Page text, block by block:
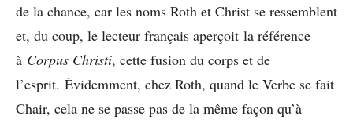
de la chance, car les noms Roth et Christ se ressemblent
et, du coup, le lecteur français aperçoit la référence
à Corpus Christi, cette fusion du corps et de
l’esprit. Évidemment, chez Roth, quand le Verbe se fait
Chair, cela ne se passe pas de la même façon qu’à